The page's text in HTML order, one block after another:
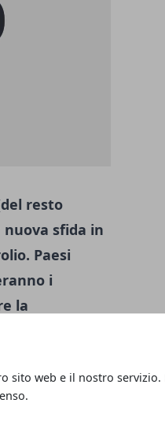
sito web e il nostro servizio.
resto
sfida in
Paesi
i
la
sul fronte
l' election
ad uno